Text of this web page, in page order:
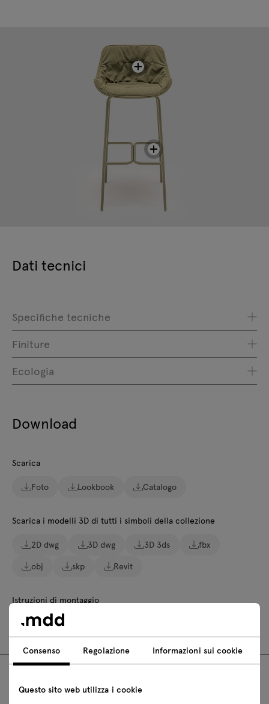
Dati tecnici
Specifiche tecniche
Finiture
Ecologia
Download
Scarica
Foto Lookbook Catalogo
Scarica i modelli 3D di tutti i simboli della collezione
2D dwg 3D dwg 3D 3ds
fbx
obj
skp Revit
Istruzioni di montaggio
BL5P23H
FAQ
Consenso Regolazione Informazioni sui cookie
Questo sito web utilizza i cookie